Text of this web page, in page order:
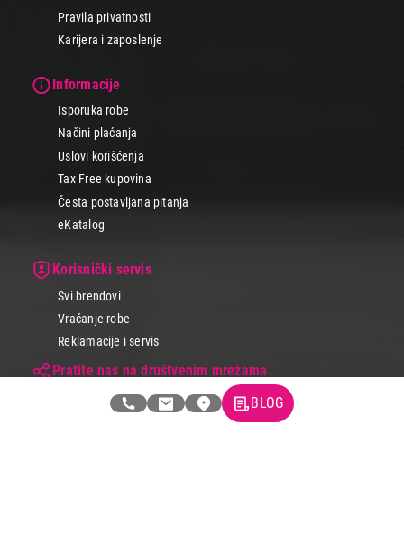
Pravila privatnosti
Karijera i zaposlenje
Informacije
Isporuka robe
Načini plaćanja
Uslovi korišćenja
Tax Free kupovina
Česta postavljana pitanja
eKatalog
Korisnički servis
Svi brendovi
Vraćanje robe
Reklamacije i servis
Pratite nas na društvenim mrežama
BLOG